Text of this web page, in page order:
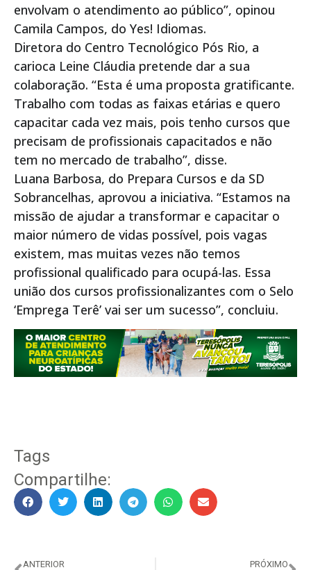
envolvam o atendimento ao público”, opinou
Camila Campos, do Yes! Idiomas.
Diretora do Centro Tecnológico Pós Rio, a
carioca Leine Cláudia pretende dar a sua
colaboração. “Esta é uma proposta gratificante.
Trabalho com todas as faixas etárias e quero
capacitar cada vez mais, pois tenho cursos que
precisam de profissionais capacitados e não
tem no mercado de trabalho”, disse.
Luana Barbosa, do Prepara Cursos e da SD
Sobrancelhas, aprovou a iniciativa. “Estamos na
missão de ajudar a transformar e capacitar o
maior número de vidas possível, pois vagas
existem, mas muitas vezes não temos
profissional qualificado para ocupá-las. Essa
união dos cursos profissionalizantes com o Selo
‘Emprega Terê’ vai ser um sucesso”, concluiu.
Tags
Compartilhe:
ANTERIOR PRÓXIMO